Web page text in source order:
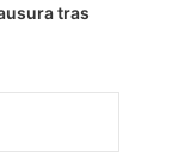
tras